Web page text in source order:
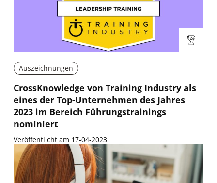
Auszeichnungen
CrossKnowledge von Training Industry als
eines der Top-Unternehmen des Jahres
2023 im Bereich Führungstrainings
nominiert
Veröffentlicht am 17-04-2023